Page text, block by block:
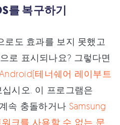
를 복구하기
로도 효과를 보지 못했고
로 표시되나요? 그렇다면
테너쉐어 레이부트
시오. 이 프로그램은
속 충돌하거나 Samsung
워크를 사용할 수 없는 문